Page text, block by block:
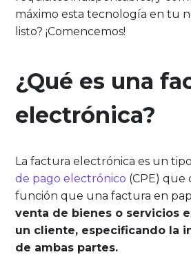
máximo esta tecnología en tu
listo? ¡Comencemos!
¿Qué es una
electrónica?
La factura electrónica es un
de pago electrónico (CPE) que
función que una factura en
venta de bienes o servicios
un cliente, especificando la
de ambas partes.